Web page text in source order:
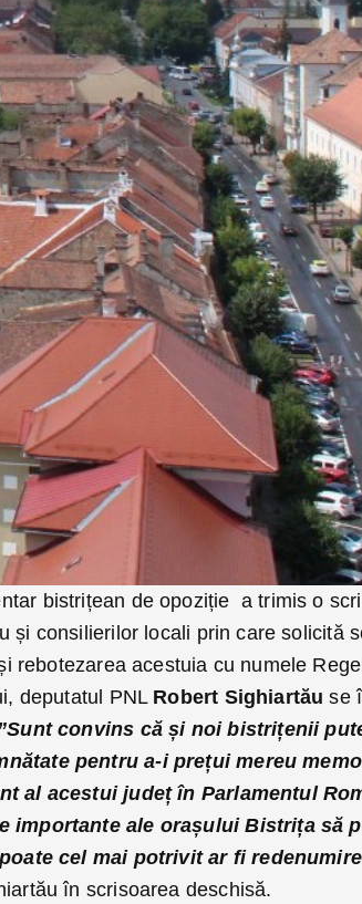
bistrițean de opoziție a trimis o
și consilierilor locali prin care solicită
rebotezarea acestuia cu numele
deputatul PNL Robert Sighiartău se
”Sunt convins că și noi bistrițenii
pentru a-i prețui mereu
al acestui județ în Parlamentul
importante ale orașului Bistrița să
cel mai potrivit ar fi
în scrisoarea deschisă.